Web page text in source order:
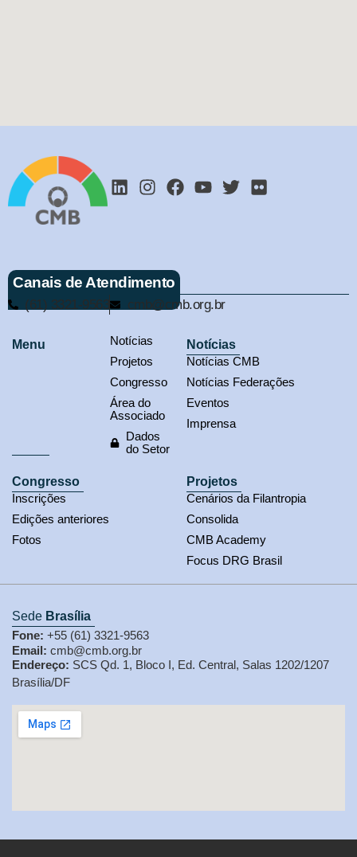
Canais de Atendimento
(61) 3321-9563 cmb@cmb.org.br
Menu
Notícias
Projetos
Congresso
Área do
Associado
Dados
do Setor
Notícias
Notícias CMB
Notícias Federações
Eventos
Imprensa
Congresso
Inscrições
Edições anteriores
Fotos
Projetos
Cenários da Filantropia
Consolida
CMB Academy
Focus DRG Brasil
Sede Brasília
Fone: +55 (61) 3321-9563
Email: cmb@cmb.org.br
Endereço: SCS Qd. 1, Bloco I, Ed. Central, Salas 1202/1207
Brasília/DF